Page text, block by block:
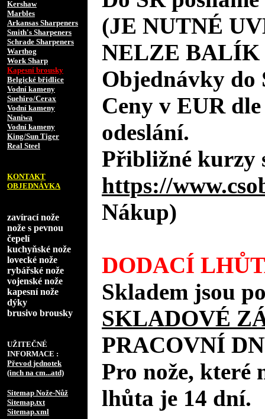
Kershaw
Marbles
Arkansas Sharpeners
Smith's Sharpeners
Schrade Sharpeners
Warthog
Work Sharp
Kapesní brousky
Belgické břidlice
Vodní kameny
Suehiro/Cerax
Vodní kameny
Naniwa
Vodní kameny
King/Sun Tiger
Real Steel
KONTAKT
OBJEDNÁVKA
zavírací nože
nože s pevnou
čepelí
kuchyňské nože
lovecké nože
rybářské nože
vojenské nože
kapesní nože
dýky
brusivo brousky
UŽITEČNÉ
INFORMACE :
Převod jednotek
(inch na cm...atd)
Sitemap Nože-Nůž
Sitemap.txt
Sitemap.xml
(JE NUTNÉ
NELZE BALÍK
Objednávky do
Ceny v EUR
odeslání.
Přibližné kurzy
https://
Nákup)
DODACÍ
Skladem jsou
SKLADOVÉ
PRACOVNÍ
Pro nože, které
lhůta je 14 dní.